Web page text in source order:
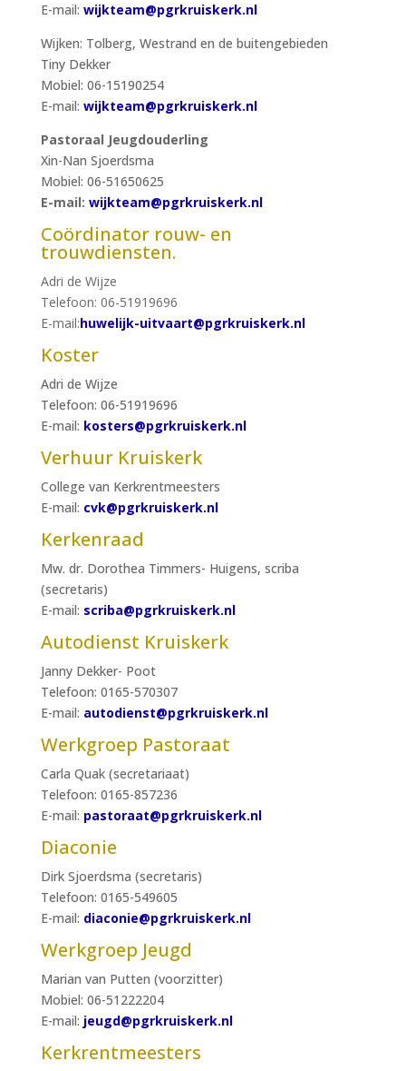
E-mail: wijkteam@pgrkruiskerk.nl
Wijken: Tolberg, Westrand en de buitengebieden
Tiny Dekker
Mobiel: 06-15190254
E-mail: wijkteam@pgrkruiskerk.nl
Pastoraal Jeugdouderling
Xin-Nan Sjoerdsma
Mobiel: 06-51650625
E-mail: wijkteam@pgrkruiskerk.nl
Coördinator rouw- en
trouwdiensten.
Adri de Wijze
Telefoon: 06-51919696
E-mail:huwelijk-uitvaart@pgrkruiskerk.nl
Koster
Adri de Wijze
Telefoon: 06-51919696
E-mail: kosters@pgrkruiskerk.nl
Verhuur Kruiskerk
College van Kerkrentmeesters
E-mail: cvk@pgrkruiskerk.nl
Kerkenraad
Mw. dr. Dorothea Timmers- Huigens, scriba
(secretaris)
E-mail: scriba@pgrkruiskerk.nl
Autodienst Kruiskerk
Janny Dekker- Poot
Telefoon: 0165-570307
E-mail: autodienst@pgrkruiskerk.nl
Werkgroep Pastoraat
Carla Quak (secretariaat)
Telefoon: 0165-857236
E-mail: pastoraat@pgrkruiskerk.nl
Diaconie
Dirk Sjoerdsma (secretaris)
Telefoon: 0165-549605
E-mail: diaconie@pgrkruiskerk.nl
Werkgroep Jeugd
Marian van Putten (voorzitter)
Mobiel: 06-51222204
E-mail: jeugd@pgrkruiskerk.nl
Kerkrentmeesters